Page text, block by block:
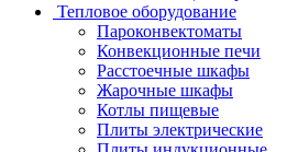
Тепловое оборудование
Пароконвектоматы
Конвекционные печи
Расстоечные шкафы
Жарочные шкафы
Котлы пищевые
Плиты электрические